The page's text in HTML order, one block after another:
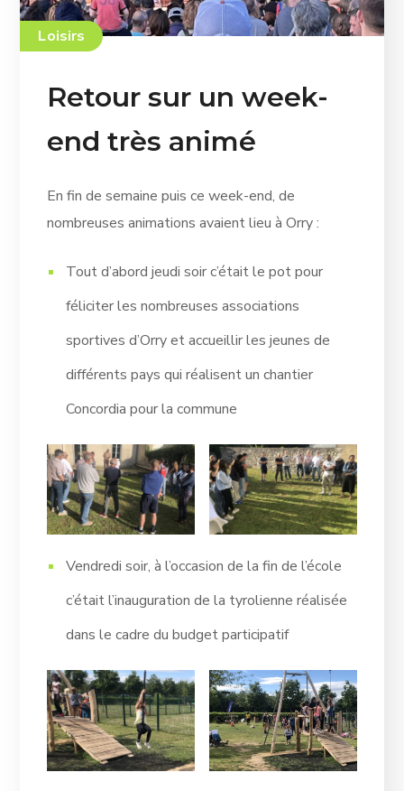
Loisirs
Retour sur un week-
end très animé
En fin de semaine puis ce week-end, de
nombreuses animations avaient lieu à Orry :
Tout d’abord jeudi soir c’était le pot pour
féliciter les nombreuses associations
sportives d’Orry et accueillir les jeunes de
différents pays qui réalisent un chantier
Concordia pour la commune
Vendredi soir, à l’occasion de la fin de l’école
c’était l’inauguration de la tyrolienne réalisée
dans le cadre du budget participatif